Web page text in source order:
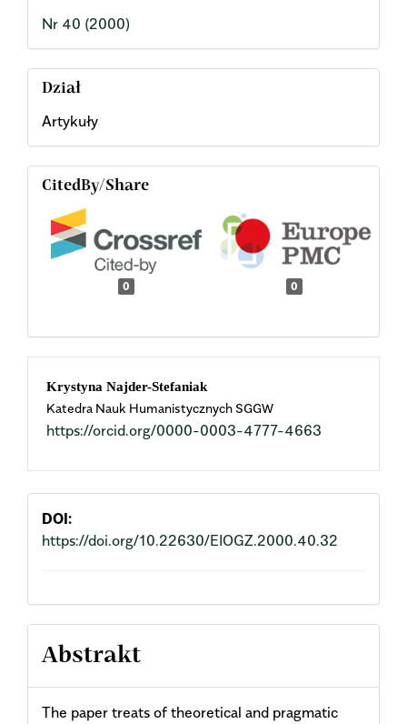
Nr 40 (2000)
Dział
Artykuły
CitedBy/Share
0 0
Main
Article
Content
Krystyna Najder-Stefaniak
Katedra Nauk Humanistycznych SGGW
https://orcid.org/0000-0003-4777-4663
DOI:
https://doi.org/10.22630/EIOGZ.2000.40.32
Abstrakt
The paper treats of theoretical and pragmatic